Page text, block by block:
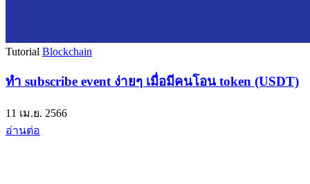
Tutorial Blockchain
ทำ subscribe event ง่ายๆ เมื่อมีคนโอน token (USDT)
11 เม.ย. 2566
อ่านต่อ